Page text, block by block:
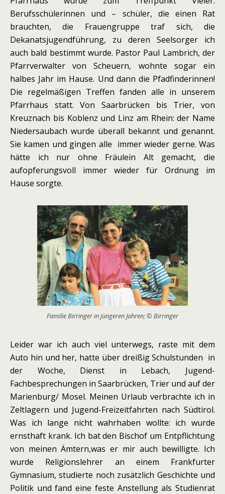
Berufsschülerinnen und – schüler, die einen Rat
brauchten, die Frauengruppe traf sich, die
Dekanatsjugendführung, zu deren Seelsorger ich
auch bald bestimmt wurde. Pastor Paul Lambrich, der
Pfarrverwalter von Scheuern, wohnte sogar ein
halbes Jahr im Hause. Und dann die Pfadfinderinnen!
Die regelmäßigen Treffen fanden alle in unserem
Pfarrhaus statt. Von Saarbrücken bis Trier, von
Kreuznach bis Koblenz und Linz am Rhein: der Name
Niedersaubach wurde überall bekannt und genannt.
Sie kamen und gingen alle immer wieder gerne. Was
hätte ich nur ohne Fräulein Alt gemacht, die
aufopferungsvoll immer wieder für Ordnung im
Hause sorgte.
Familie Birringer in jüngeren Jahren; © Birringer
Leider war ich auch viel unterwegs, raste mit dem
Auto hin und her, hatte über dreißig Schulstunden in
der Woche, Dienst in Lebach, Jugend-
Fachbesprechungen in Saarbrücken, Trier und auf der
Marienburg/ Mosel. Meinen Urlaub verbrachte ich in
Zeltlagern und Jugend-Freizeitfahrten nach Südtirol.
Was ich lange nicht wahrhaben wollte: ich wurde
ernsthaft krank. Ich bat den Bischof um Entpflichtung
von meinen Ämtern,was er mir auch bewilligte. Ich
wurde Religionslehrer an einem Frankfurter
Gymnasium, studierte noch zusätzlich Geschichte und
Politik und fand eine feste Anstellung als Studienrat